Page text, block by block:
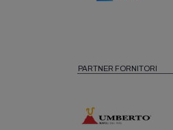
PARTNER FORNITORI